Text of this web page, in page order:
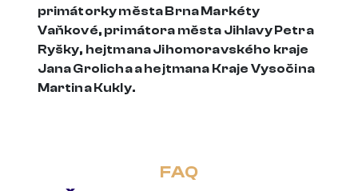
primátorky města Brna Markéty
Vaňkové, primátora města Jihlavy Petra
Ryšky, hejtmana Jihomoravského kraje
Jana Grolicha a hejtmana Kraje Vysočina
Martina Kukly.
FAQ